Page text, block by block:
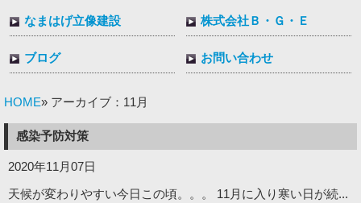
なまはげ立像建設 株式会社Ｂ・Ｇ・Ｅ
ブログ お問い合わせ
HOME» アーカイブ：11月
感染予防対策
2020年11月07日
天候が変わりやすい今日この頃。。。 11月に入り寒い日が続...